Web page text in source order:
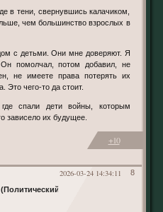
чем большинство взрослых в
помолчал, потом добавил, не
не имеете права потерять их
чего-то да стоит.
зависело их будущее.
+10
8
2026-03-24 14:34:11